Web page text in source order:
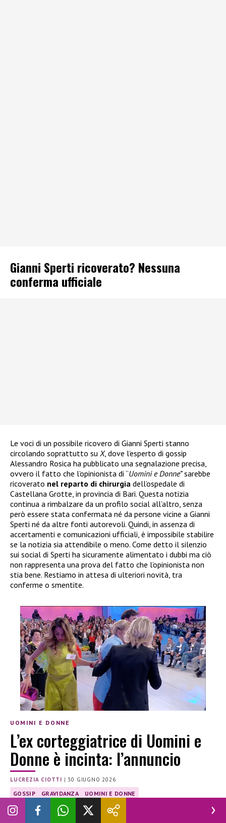
Gianni Sperti ricoverato? Nessuna
conferma ufficiale
Le voci di un possibile ricovero di Gianni Sperti stanno
circolando soprattutto su X, dove l’esperto di gossip
Alessandro Rosica ha pubblicato una segnalazione precisa,
ovvero il fatto che l’opinionista di “Uomini e Donne”sarebbe
ricoverato nel reparto di chirurgia dell’ospedale di
Castellana Grotte, in provincia di Bari. Questa notizia
continua a rimbalzare da un profilo social all’altro, senza
però essere stata confermata né da persone vicine a Gianni
Sperti né da altre fonti autorevoli. Quindi, in assenza di
accertamenti e comunicazioni ufficiali, è impossibile stabilire
se la notizia sia attendibile o meno. Come detto il silenzio
sui social di Sperti ha sicuramente alimentato i dubbi ma ciò
non rappresenta una prova del fatto che l’opinionista non
stia bene. Restiamo in attesa di ulteriori novità, tra
conferme o smentite.
UOMINI E DONNE
L’ex corteggiatrice di Uomini e
Donne è incinta: l’annuncio
LUCREZIA CIOTTI |30 GIUGNO 2026
GOSSIP GRAVIDANZA UOMINI E DONNE
Il percorso difficile di Marika Abbonato e Alessandro Piscopo